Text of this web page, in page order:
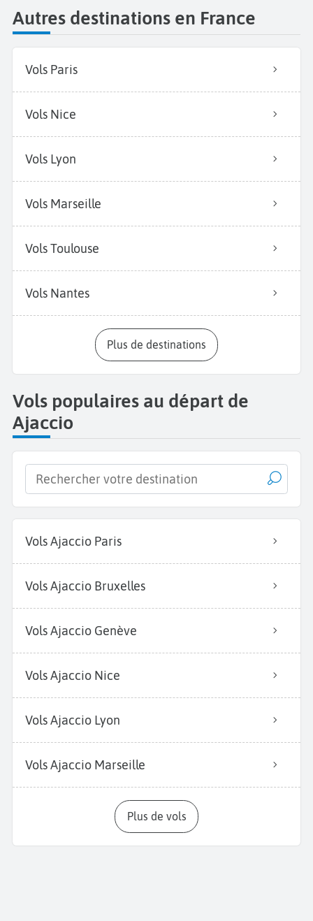
Autres destinations en France
Vols Paris
Vols Nice
Vols Lyon
Vols Marseille
Vols Toulouse
Vols Nantes
Plus de destinations
Vols populaires au départ de
Ajaccio
Vols Ajaccio Paris
Vols Ajaccio Bruxelles
Vols Ajaccio Genève
Vols Ajaccio Nice
Vols Ajaccio Lyon
Vols Ajaccio Marseille
Plus de vols